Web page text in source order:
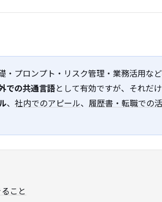
・プロンプト・リスク管理・業務活用な
での共通言語として有効ですが、それだ
、 社内でのアピール、 履歴書・転職での
こと